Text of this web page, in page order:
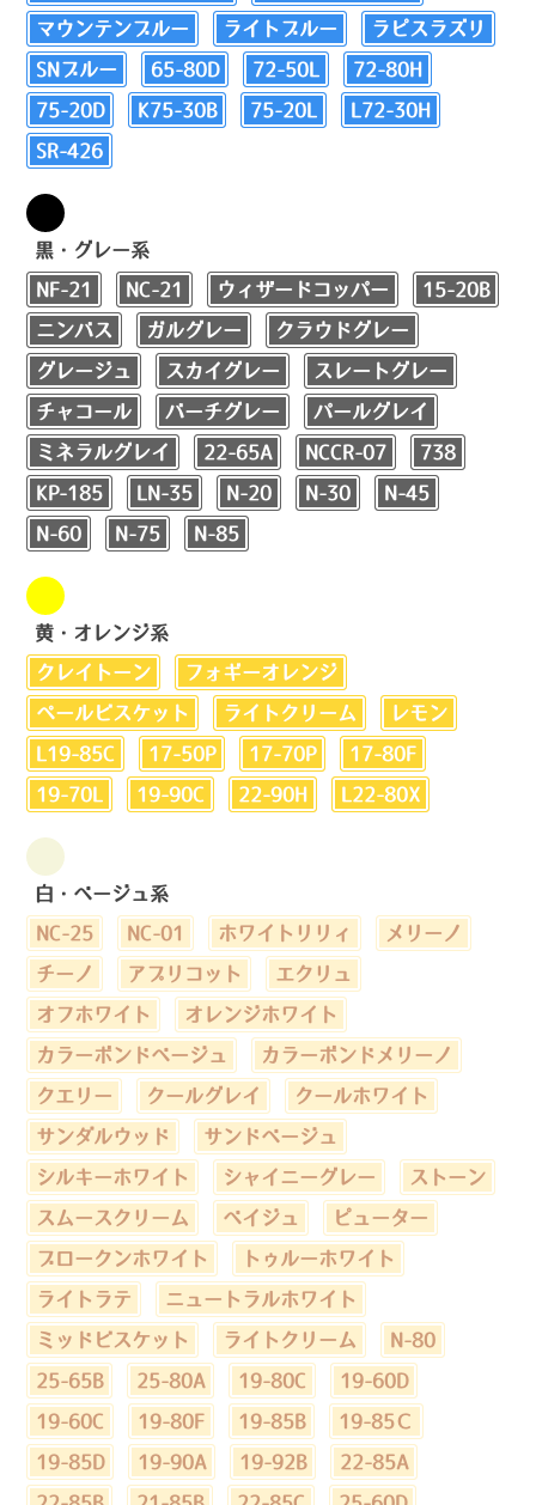
マウンテンブルー ライトブルー ラピスラズリ
SNブルー 65-80D 72-50L 72-80H
75-20D K75-30B 75-20L L72-30H
SR-426
黒・グレー系
NF-21 NC-21 ウィザードコッパー 15-20B
ニンバス ガルグレー クラウドグレー
グレージュ スカイグレー スレートグレー
チャコール バーチグレー パールグレイ
ミネラルグレイ 22-65A NCCR-07 738
KP-185 LN-35 N-20 N-30 N-45
N-60 N-75 N-85
黄・オレンジ系
クレイトーン フォギーオレンジ
ペールビスケット ライトクリーム レモン
L19-85C 17-50P 17-70P 17-80F
19-70L 19-90C 22-90H L22-80X
白・ベージュ系
NC-25 NC-01 ホワイトリリィ メリーノ
チーノ アプリコット エクリュ
オフホワイト オレンジホワイト
カラーボンドベージュ カラーボンドメリーノ
クエリー クールグレイ クールホワイト
サンダルウッド サンドベージュ
シルキーホワイト シャイニーグレー ストーン
スムースクリーム ベイジュ ピューター
ブロークンホワイト トゥルーホワイト
ライトラテ ニュートラルホワイト
ミッドビスケット ライトクリーム N-80
25-65B 25-80A 19-80C 19-60D
19-60C 19-80F 19-85B 19-85Ｃ
19-85D 19-90A 19-92B 22-85A